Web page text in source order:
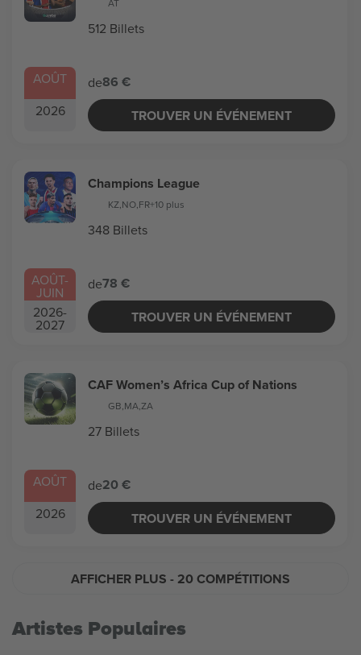
AOÛT
2026
AT
512 Billets
de86 €
TROUVER UN ÉVÉNEMENT
AOÛT-
JUIN
2026-
2027
Champions League
KZ,NO,FR+10 plus
348 Billets
de78 €
TROUVER UN ÉVÉNEMENT
AOÛT
2026
CAF Women’s Africa Cup of Nations
GB,MA,ZA
27 Billets
de20 €
TROUVER UN ÉVÉNEMENT
AFFICHER PLUS - 20 COMPÉTITIONS
Artistes Populaires